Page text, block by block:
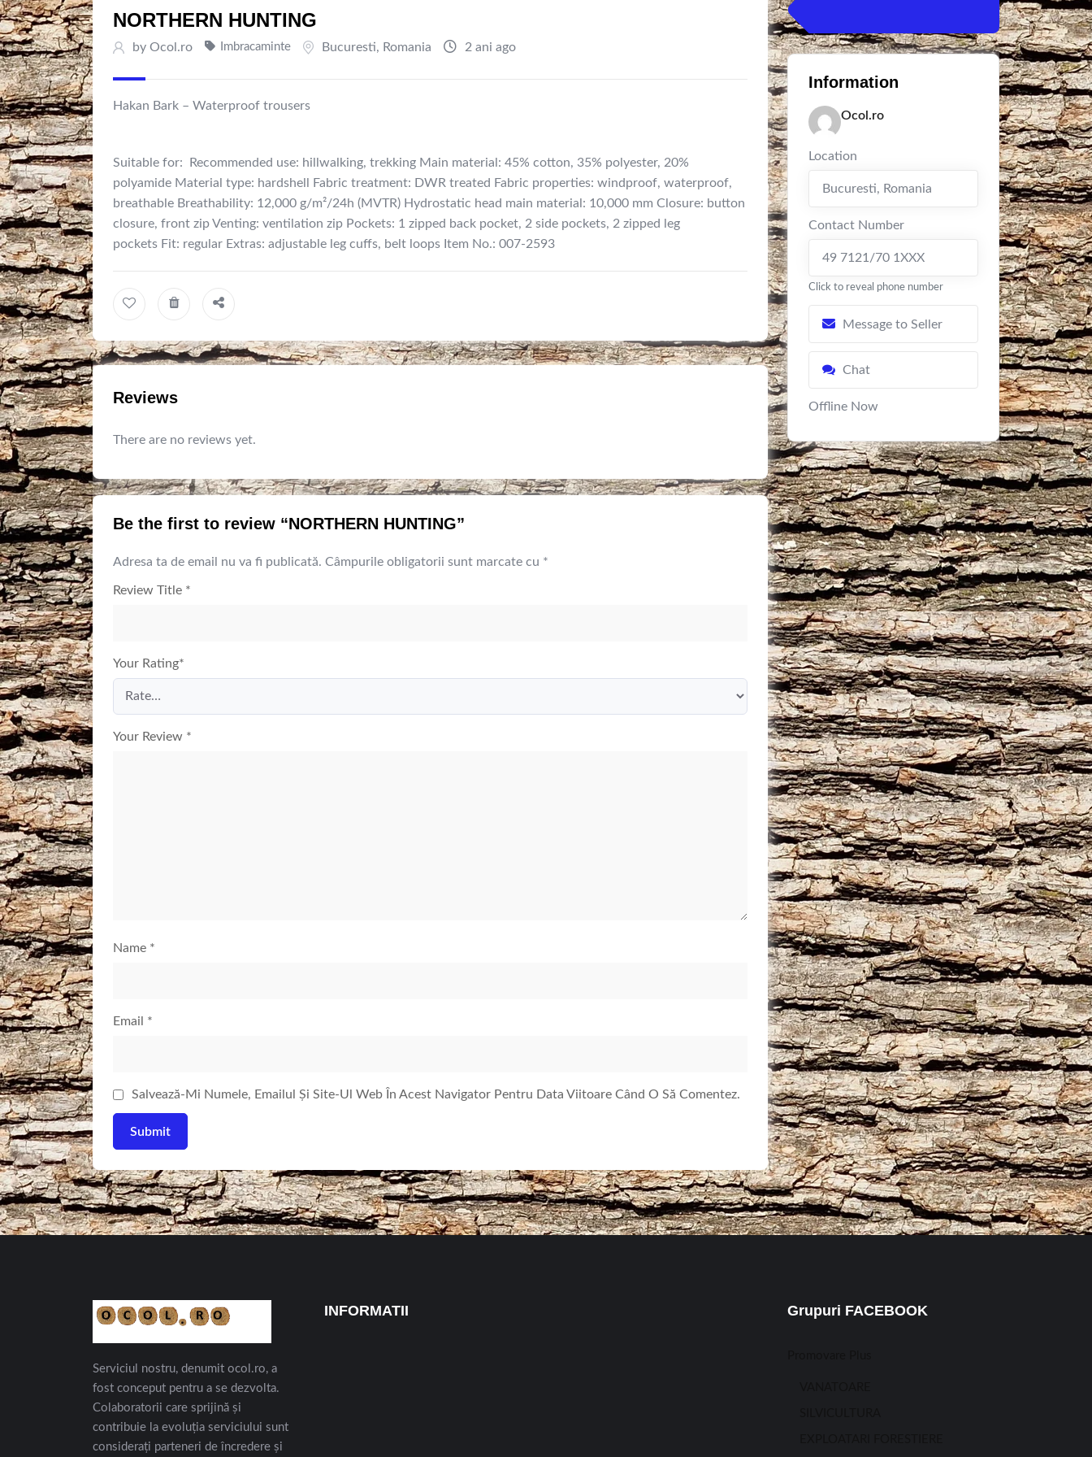
NORTHERN HUNTING
by Ocol.ro Imbracaminte Bucuresti, Romania 2 ani ago
Hakan Bark – Waterproof trousers
Suitable for:
Recommended use: hillwalking, trekking Main material: 45% cotton, 35% polyester, 20%
polyamide Material type: hardshell Fabric treatment: DWR treated Fabric properties: windproof, waterproof,
breathable Breathability: 12,000 g/m²/24h (MVTR) Hydrostatic head main material: 10,000 mm Closure: button
closure, front zip Venting: ventilation zip Pockets: 1 zipped back pocket, 2 side pockets, 2 zipped leg
pockets Fit: regular Extras: adjustable leg cuffs, belt loops Item No.: 007-2593
Reviews
There are no reviews yet.
Be the first to review “NORTHERN HUNTING”
Adresa ta de email nu va fi publicată. Câmpurile obligatorii sunt marcate cu *
Review Title *
Your Rating*
Your Review *
Name *
Email *
Salvează-Mi Numele, Emailul Și Site-Ul Web În Acest Navigator Pentru Data Viitoare Când O Să Comentez.
Information
Ocol.ro
Location
Bucuresti, Romania
Contact Number
49 7121/70 1XXX
Click to reveal phone number
Message to Seller
Chat
Offline Now
Serviciul nostru, denumit ocol.ro, a
fost conceput pentru a se dezvolta.
Colaboratorii care sprijină și
contribuie la evoluția serviciului sunt
considerați parteneri de încredere și
INFORMATII Grupuri FACEBOOK